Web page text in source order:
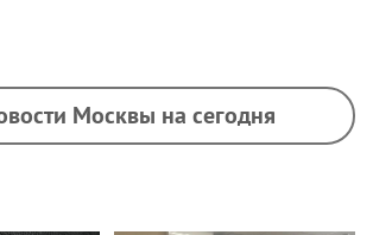
Москвы на сегодня